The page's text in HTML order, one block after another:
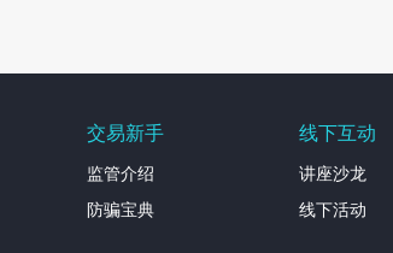
交易新手
监管介绍
防骗宝典
线下互动
讲座沙龙
线下活动